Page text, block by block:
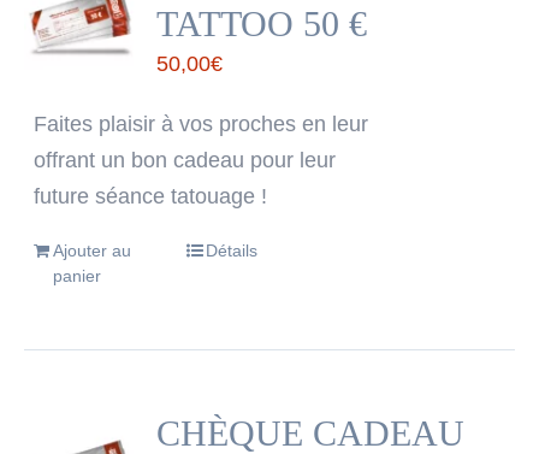
TATTOO 50 €
50,00€
Faites plaisir à vos proches en leur
offrant un bon cadeau pour leur
future séance tatouage !
Ajouter au
panier
Détails
CHÈQUE CADEAU